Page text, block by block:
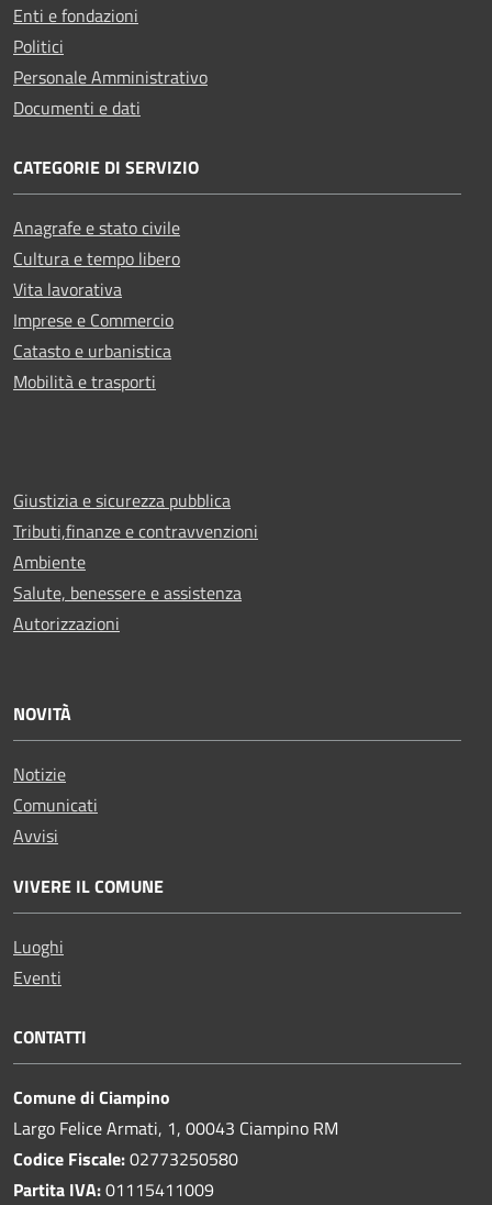
Enti e fondazioni
Politici
Personale Amministrativo
Documenti e dati
CATEGORIE DI SERVIZIO
Anagrafe e stato civile
Cultura e tempo libero
Vita lavorativa
Imprese e Commercio
Catasto e urbanistica
Mobilità e trasporti
Giustizia e sicurezza pubblica
Tributi,finanze e contravvenzioni
Ambiente
Salute, benessere e assistenza
Autorizzazioni
NOVITÀ
Notizie
Comunicati
Avvisi
VIVERE IL COMUNE
Luoghi
Eventi
CONTATTI
Comune di Ciampino
Largo Felice Armati, 1, 00043 Ciampino RM
Codice Fiscale:02773250580
Partita IVA:01115411009